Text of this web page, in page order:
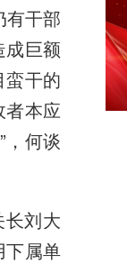
有干部
成巨额
干的
者本应
，何谈
刘大
下属单